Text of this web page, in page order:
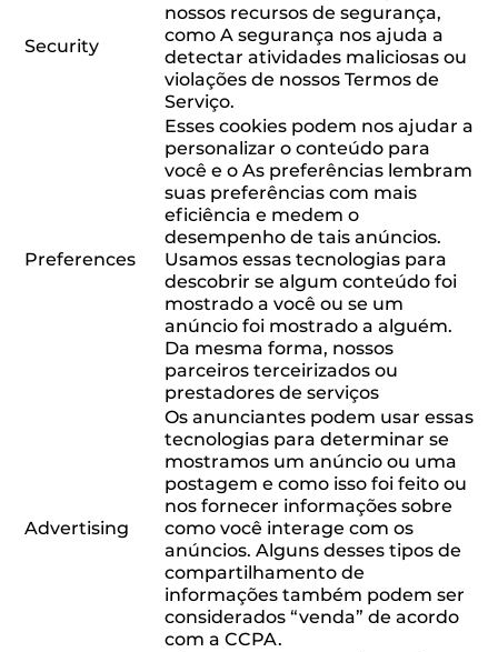
Security
nossos recursos de segurança,
como A segurança nos ajuda a
detectar atividades maliciosas ou
violações de nossos Termos de
Serviço.
Preferences
Esses cookies podem nos ajudar a
personalizar o conteúdo para
você e o As preferências lembram
suas preferências com mais
eficiência e medem o
desempenho de tais anúncios.
Usamos essas tecnologias para
descobrir se algum conteúdo foi
mostrado a você ou se um
anúncio foi mostrado a alguém.
Da mesma forma, nossos
parceiros terceirizados ou
prestadores de serviços
Advertising
Os anunciantes podem usar essas
tecnologias para determinar se
mostramos um anúncio ou uma
postagem e como isso foi feito ou
nos fornecer informações sobre
como você interage com os
anúncios. Alguns desses tipos de
compartilhamento de
informações também podem ser
considerados “venda” de acordo
com a CCPA.